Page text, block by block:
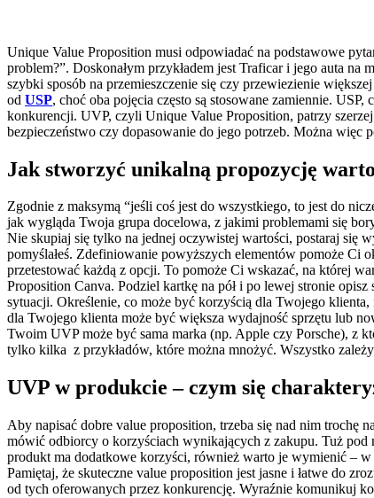
Unique Value Proposition musi odpowiadać na podstawowe
problem?”. Doskonałym przykładem jest Traficar i jego auta
szybki sposób na przemieszczenie się czy przewiezienie
od USP, choć oba pojęcia często są stosowane zamiennie.
konkurencji. UVP, czyli Unique Value Proposition, patrzy
bezpieczeństwo czy dopasowanie do jego potrzeb. Można więc
Jak stworzyć unikalną propozycję
Zgodnie z maksymą “jeśli coś jest do wszystkiego, to jest do
jak wygląda Twoja grupa docelowa, z jakimi problemami się
Nie skupiaj się tylko na jednej oczywistej wartości, postaraj się
pomyślałeś. Zdefiniowanie powyższych elementów pomoże Ci
przetestować każdą z opcji. To pomoże Ci wskazać, na której
Proposition Canva. Podziel kartkę na pół i po lewej stronie
sytuacji. Określenie, co może być korzyścią dla Twojego
dla Twojego klienta może być większa wydajność sprzętu lub
Twoim UVP może być sama marka (np. Apple czy Porsche), z
tylko kilka z przykładów, które można mnożyć. Wszystko
UVP w produkcie – czym się
Aby napisać dobre value proposition, trzeba się nad nim trochę
mówić odbiorcy o korzyściach wynikających z zakupu. Tuż
produkt ma dodatkowe korzyści, również warto je wymienić –
Pamiętaj, że skuteczne value proposition jest jasne i łatwe do
od tych oferowanych przez konkurencję. Wyraźnie komunikuj